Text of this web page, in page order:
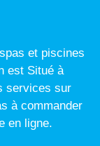
et piscines
est Situé à
services sur
à commander
en ligne.